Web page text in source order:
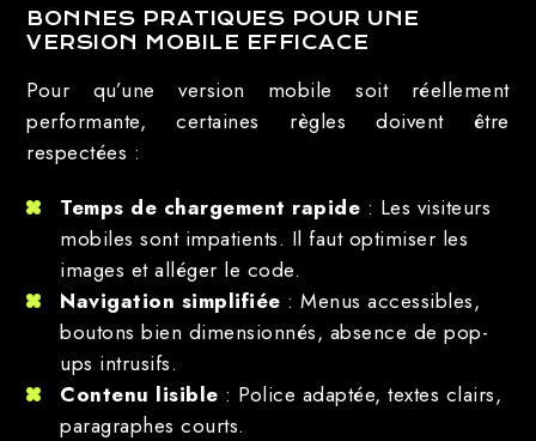
BONNES PRATIQUES POUR UNE
VERSION MOBILE EFFICACE
Pour qu’une version mobile soit réellement
performante, certaines règles doivent être
respectées :
Temps de chargement rapide : Les visiteurs
mobiles sont impatients. Il faut optimiser les
images et alléger le code.
Navigation simplifiée : Menus accessibles,
boutons bien dimensionnés, absence de pop-
ups intrusifs.
Contenu lisible : Police adaptée, textes clairs,
paragraphes courts.